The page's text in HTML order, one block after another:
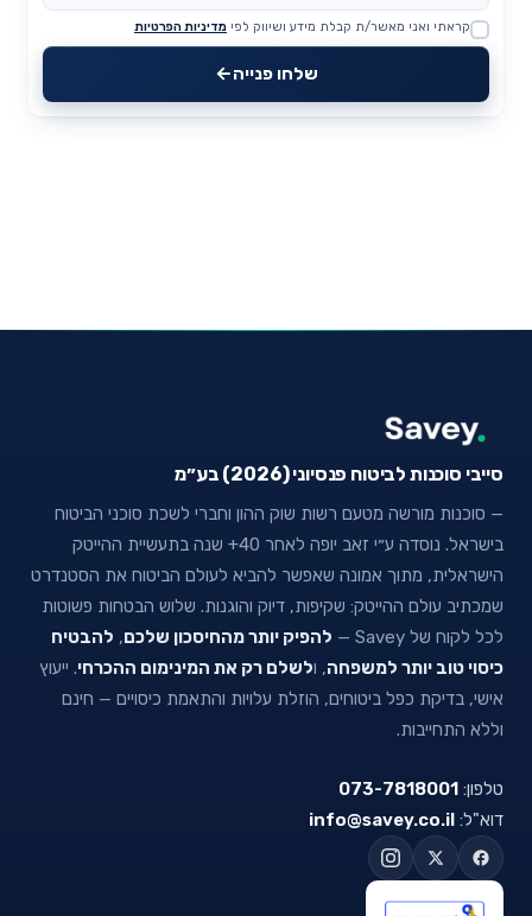
Website
קראתי ואני מאשר/ת קבלת מידע ושיווק לפי מדיניות הפרטיות
שלחו פנייה
סייבי סוכנות לביטוח פנסיוני (2026) בע״מ
— סוכנות מורשה מטעם רשות שוק ההון וחברי לשכת סוכני הביטוח
בישראל. נוסדה ע״י זאב יופה לאחר 40+ שנה בתעשיית ההייטק
הישראלית, מתוך אמונה שאפשר להביא לעולם הביטוח את הסטנדרט
שמכתיב עולם ההייטק: שקיפות, דיוק והוגנות. שלוש הבטחות פשוטות
לכל לקוח של Savey —
להפיק יותר מהחיסכון שלכם, להבטיח
כיסוי טוב יותר למשפחה, ולשלם רק את המינימום ההכרחי. ייעוץ
אישי, בדיקת כפל ביטוחים, הוזלת עלויות והתאמת כיסויים — חינם
וללא התחייבות.
טלפון: 073-7818001
דוא"ל: info@savey.co.il